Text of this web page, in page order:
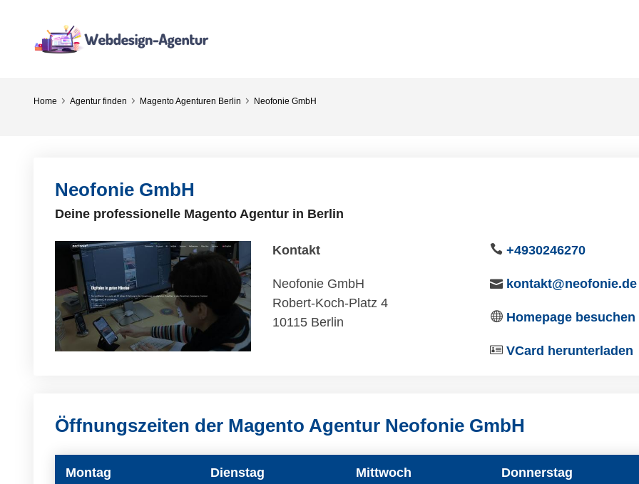
Home Agentur finden Magento Agenturen Berlin Neofonie GmbH
Neofonie GmbH
Deine professionelle Magento Agentur in Berlin
Kontakt
Neofonie GmbH
Robert-Koch-Platz 4
10115 Berlin
+4930246270
kontakt@neofonie.de
Homepage besuchen
VCard herunterladen
Öffnungszeiten der Magento Agentur Neofonie GmbH
Montag Dienstag Mittwoch Donnerstag